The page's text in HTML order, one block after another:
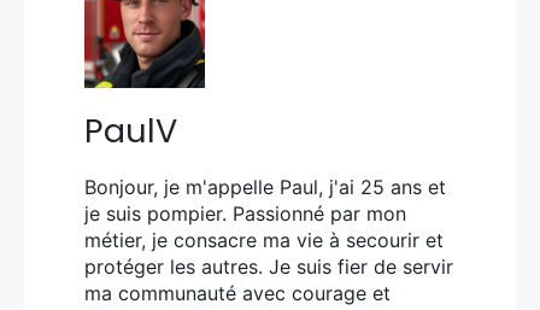
PaulV
Bonjour, je m'appelle Paul, j'ai 25 ans et
je suis pompier. Passionné par mon
métier, je consacre ma vie à secourir et
protéger les autres. Je suis fier de servir
ma communauté avec courage et